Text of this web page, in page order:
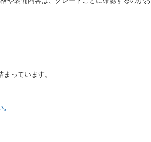
っています。